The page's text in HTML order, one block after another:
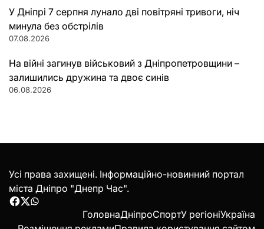
У Дніпрі 7 серпня лунало дві повітряні тривоги, ніч
минула без обстрілів
07.08.2026
На війні загинув військовий з Дніпропетровщини –
залишились дружина та двоє синів
06.08.2026
Усі права захищені. Інформаційно-новинний портал
міста Дніпро "Днепр Час".
Facebook
Twitter
WhatsApp
ГоловнаДніпроСпортУ регіоніУкраїна